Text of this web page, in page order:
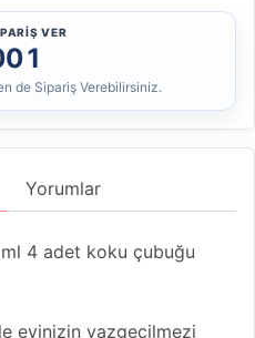
VER
de Sipariş Verebilirsiniz.
Yorumlar
4 adet koku çubuğu
evinizin vazgeçilmezi